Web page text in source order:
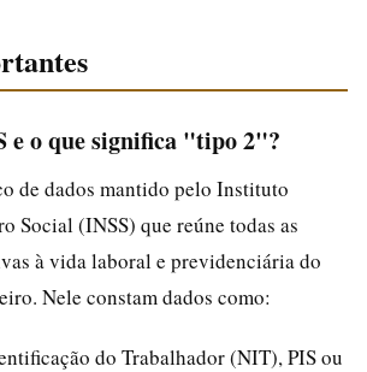
e o que significa "tipo 2"?
de dados mantido pelo Instituto
Social (INSS) que reúne todas as
à vida laboral e previdenciária do
Nele constam dados como:
do Trabalhador (NIT), PIS ou